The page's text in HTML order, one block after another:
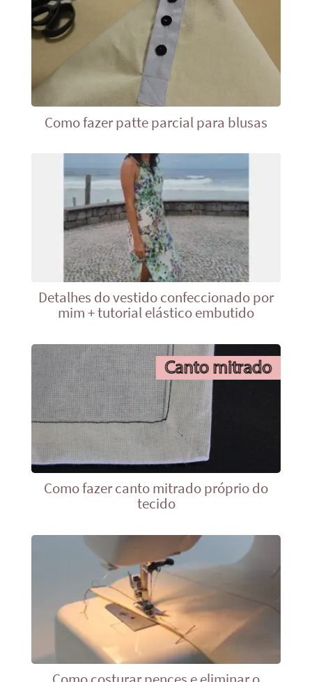
Como fazer patte parcial para blusas
Detalhes do vestido confeccionado por
mim + tutorial elástico embutido
Como fazer canto mitrado próprio do
tecido